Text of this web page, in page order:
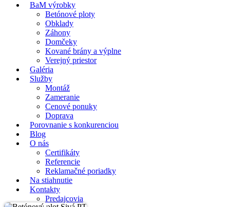
BaM výrobky
Betónové ploty
Obklady
Záhony
Domčeky
Kované brány a výplne
Verejný priestor
Galéria
Služby
Montáž
Zameranie
Cenové ponuky
Doprava
Porovnanie s konkurenciou
Blog
O nás
Certifikáty
Referencie
Reklamačné poriadky
Na stiahnutie
Kontakty
Predajcovia